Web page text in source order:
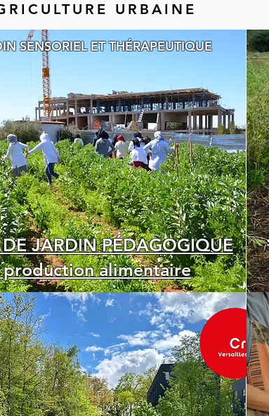
URBAINE
SENSORIEL ET THÉRAPEUTIQUE
DE JARDIN PÉDAGOGIQUE
alimentaire